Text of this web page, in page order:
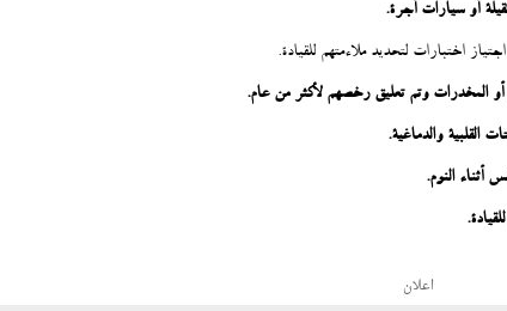
أو سيارات أجرة.
اختبارات لتحديد ملاءمتهم للقيادة.
أو المخدرات وتم تعليق رخصهم لأكثر من عام.
والدماغية.
اعلان